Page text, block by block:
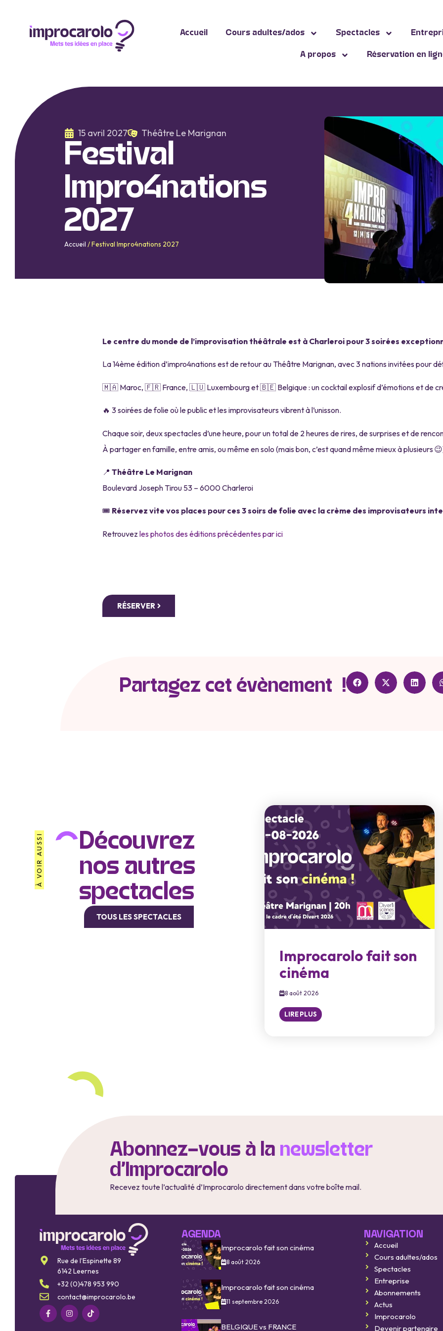
Accueil Cours adultes/ados Spectacles
A propos Réservation en
15 avril 2027 Théâtre Le Marignan
Festival
Impro4nations
2027
Accueil /Festival Impro4nations 2027
Le centre du monde de l’improvisation théâtrale est à Charleroi pour 3 soirées
La 14ème édition d’impro4nations est de retour au Théâtre Marignan, avec 3 nations invitées pour
🇲🇦 Maroc, 🇫🇷 France, 🇱🇺 Luxembourg et 🇧🇪 Belgique : un cocktail explosif d’émotions et de
🔥 3 soirées de folie où le public et les improvisateurs vibrent à l’unisson.
Chaque soir, deux spectacles d’une heure, pour un total de 2 heures de rires, de surprises et de
À partager en famille, entre amis, ou même en solo (mais bon, c’est quand même mieux à plusieurs
📍 Théâtre Le Marignan
Boulevard Joseph Tirou 53 – 6000 Charleroi
🎟️ Réservez vite vos places pour ces 3 soirs de folie avec la crème des improvisateurs
Retrouvez les photos des éditions précédentes par ici
RÉSERVER
Partagez cet évènement !
À VOIR AUSSI
Découvrez
nos autres
spectacles
TOUS LES SPECTACLES
Improcarolo fait son
cinéma
8 août 2026
LIRE PLUS
Abonnez-vous à la newsletter
d'Improcarolo
Recevez toute l’actualité d’Improcarolo directement dans votre boîte mail.
Rue de l’Espinette 89
6142 Leernes
+32 (0)478 953 990
contact@improcarolo.be
AGENDA
Improcarolo fait son cinéma
8 août 2026
Improcarolo fait son cinéma
11 septembre 2026
BELGIQUE vs FRANCE
NAVIGATION
Accueil
Cours adultes/ados
Spectacles
Entreprise
Abonnements
Actus
Improcarolo
Devenir partenaire